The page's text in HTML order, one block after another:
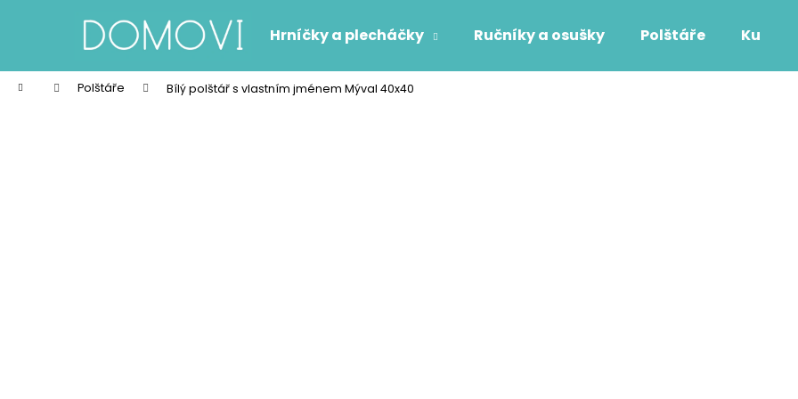
Hrníčky a plecháčky Ručníky a osušky Polštáře
Domů Polštáře Bílý polštář s vlastním jménem Mýval 40x40
í
Zpět
do
obchodu
Zpět
do
obchodu
Co potřebujete najít?